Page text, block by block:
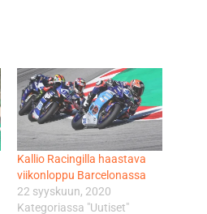
Kallio Racingilla haastava
viikonloppu Barcelonassa
22 syyskuun, 2020
Kategoriassa "Uutiset"